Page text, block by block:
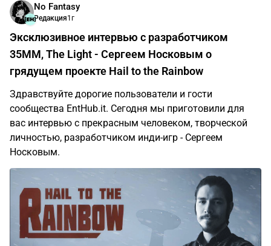
No Fantasy
Редакция1г
Эксклюзивное интервью с разработчиком
35ММ, The Light - Сергеем Носковым о
грядущем проекте Hail to the Rainbow
Здравствуйте дорогие пользователи и гости
сообщества EntHub.it. Сегодня мы приготовили для
вас интервью с прекрасным человеком, творческой
личностью, разработчиком инди-игр - Сергеем
Носковым.